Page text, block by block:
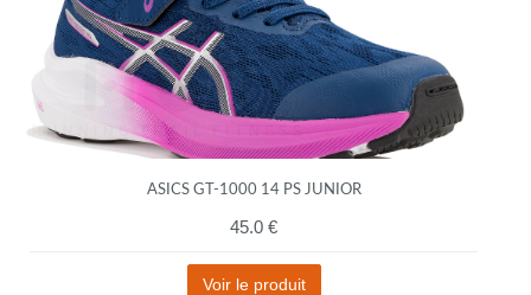
ASICS GT-1000 14 PS JUNIOR
45.0 €
Voir le produit